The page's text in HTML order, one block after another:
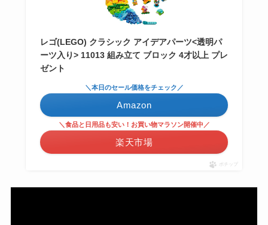
レゴ(LEGO) クラシック アイデアパーツ<透明パ
ーツ入り> 11013 組み立て ブロック 4才以上 プレ
ゼント
＼本日のセール価格をチェック／
Amazon
＼食品と日用品も安い！お買い物マラソン開催中／
楽天市場
ポチップ